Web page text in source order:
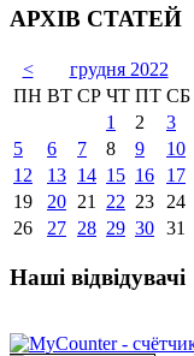
АРХІВ СТАТЕЙ
< грудня 2022
ПН ВТ СР ЧТ ПТ СБ
1
2 3
5
6 7 8 9 10
12
13 14 15 16 17
19
20 21 22 23 24
26
27 28 29 30 31
Наші відвідувачі